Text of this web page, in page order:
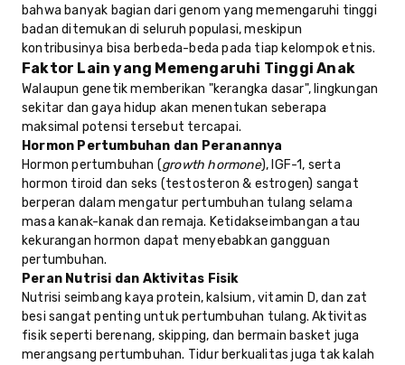
bahwa banyak bagian dari genom yang memengaruhi tinggi
badan ditemukan di seluruh populasi, meskipun
kontribusinya bisa berbeda-beda pada tiap kelompok etnis.
Faktor Lain yang Memengaruhi Tinggi Anak
Walaupun genetik memberikan "kerangka dasar", lingkungan
sekitar dan gaya hidup akan menentukan seberapa
maksimal potensi tersebut tercapai.
Hormon Pertumbuhan dan Peranannya
Hormon pertumbuhan (growth hormone), IGF-1, serta
hormon tiroid dan seks (testosteron & estrogen) sangat
berperan dalam mengatur pertumbuhan tulang selama
masa kanak-kanak dan remaja. Ketidakseimbangan atau
kekurangan hormon dapat menyebabkan gangguan
pertumbuhan.
Peran Nutrisi dan Aktivitas Fisik
Nutrisi seimbang kaya protein, kalsium, vitamin D, dan zat
besi sangat penting untuk pertumbuhan tulang. Aktivitas
fisik seperti berenang, skipping, dan bermain basket juga
merangsang pertumbuhan. Tidur berkualitas juga tak kalah